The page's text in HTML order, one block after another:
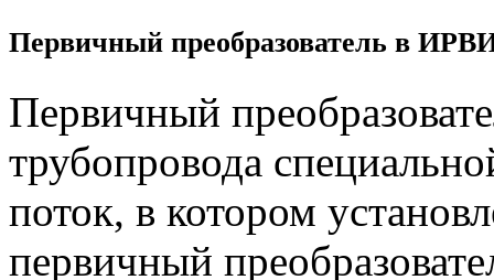
Первичный преобразователь в
Первичный
трубопровода
поток, в котором
первичный